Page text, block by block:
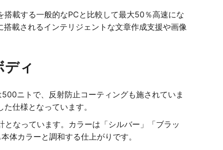
載する一般的なPCと比較して最大50％高速にな
載されるインテリジェントな文章作成支援や画像
ィ
ニトで、反射防止コーティングも施されていま
仕様となっています。
なっています。カラーは「シルバー」「ブラッ
体カラーと調和する仕上がりです。